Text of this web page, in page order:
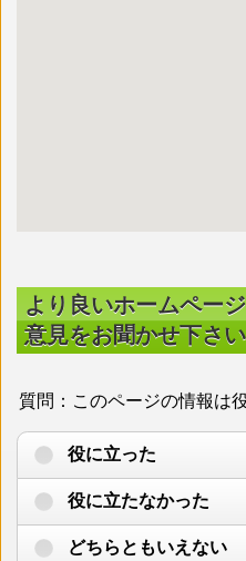
より良いホームペー
意見をお聞かせ下さい
質問：このページの情報は
役に立った
役に立たなかった
どちらともいえない